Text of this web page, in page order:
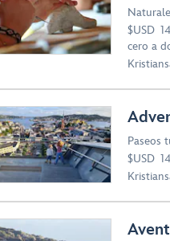
$USD
cero a
Paseos
$USD